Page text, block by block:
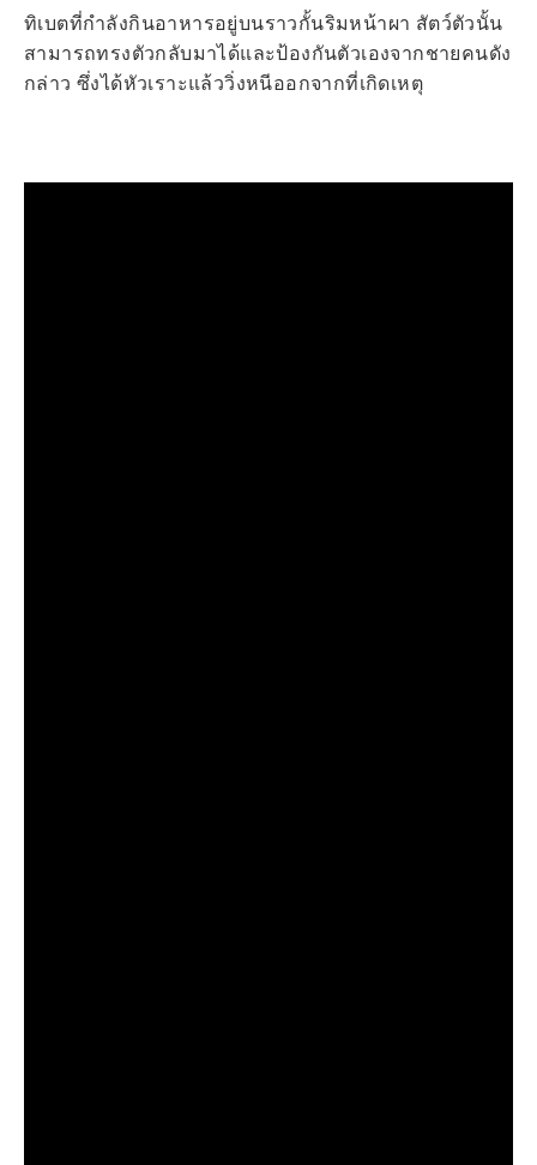
ทิเบตที่กำลังกินอาหารอยู่บนราวกั้นริมหน้าผา สัตว์ตัวนั้น
สามารถทรงตัวกลับมาได้และป้องกันตัวเองจากชายคนดัง
กล่าว ซึ่งได้หัวเราะแล้ววิ่งหนีออกจากที่เกิดเหตุ